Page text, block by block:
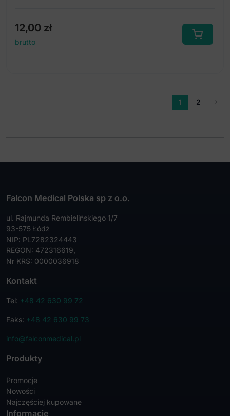
12,00 zł
brutto
1 2
Falcon Medical Polska sp z o.o.
ul. Rajmunda Rembielińskiego 1/7
93-575 Łódź
NIP: PL7282324443
REGON: 472316619,
Nr KRS: 0000036918
Kontakt
Tel: +48 42 630 99 72
Faks: +48 42 630 99 73
info@falconmedical.pl
Produkty
Promocje
Nowości
Najczęściej kupowane
Informacje